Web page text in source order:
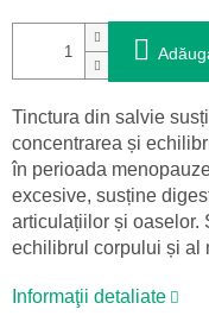
Tinctura din salvie
concentrarea și
în perioada
excesive, susține
articulațiilor și oaselor.
echilibrul corpului și al
Informaţii detaliate